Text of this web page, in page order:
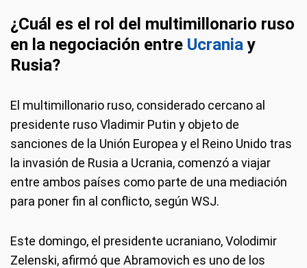
¿Cuál es el rol del multimillonario ruso
en la negociación entre Ucraniay
Rusia?
El multimillonario ruso, considerado cercano al
presidente ruso Vladimir Putin y objeto de
sanciones de la Unión Europea y el Reino Unido tras
la invasión de Rusia a Ucrania, comenzó a viajar
entre ambos países como parte de una mediación
para poner fin al conflicto, según WSJ.
Este domingo, el presidente ucraniano, Volodimir
Zelenski, afirmó que Abramovich es uno de los